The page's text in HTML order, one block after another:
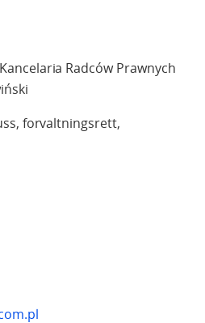
Radców Prawnych
forvaltningsrett,